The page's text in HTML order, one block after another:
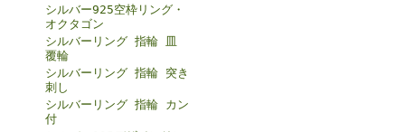
シルバー925空枠リング・
オクタゴン
シルバーリング 指輪 皿
覆輪
シルバーリング 指輪 突き
刺し
シルバーリング 指輪 カン
付